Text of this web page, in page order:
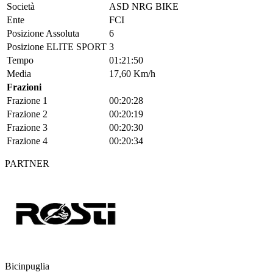
Società
ASD NRG BIKE
Ente
FCI
Posizione Assoluta
6
Posizione ELITE SPORT 3
Tempo
01:21:50
Media
17,60 Km/h
Frazioni
Frazione 1
00:20:28
Frazione 2
00:20:19
Frazione 3
00:20:30
Frazione 4
00:20:34
PARTNER
Bicinpuglia